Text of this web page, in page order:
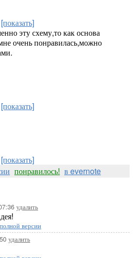
[показать]
эту схему,то как основа
очень понравилась,можно
[показать]
[показать]
понравилось! в evernote
удалить
версии
удалить